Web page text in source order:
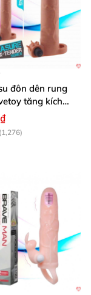
đôn dên rung
tăng kích
(1,276)